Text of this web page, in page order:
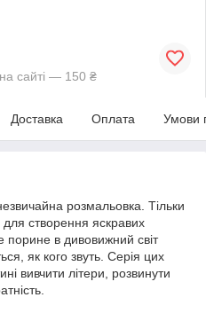
сайті — 150 ₴
Доставка Оплата Умови
розмальовка. Тільки
створення яскравих
в дивовижний світ
як кого звуть. Серія цих
вивчити літери, розвинути